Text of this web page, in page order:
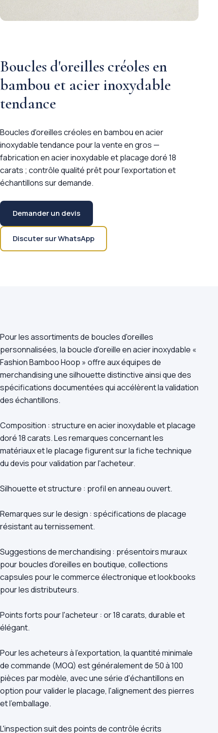
Boucles d'oreilles créoles en
bambou et acier inoxydable
tendance
Boucles d'oreilles créoles en bambou en acier
inoxydable tendance pour la vente en gros —
fabrication en acier inoxydable et placage doré 18
carats ; contrôle qualité prêt pour l'exportation et
échantillons sur demande.
Demander un devis
Discuter sur WhatsApp
Pour les assortiments de boucles d'oreilles
personnalisées, la boucle d'oreille en acier inoxydable «
Fashion Bamboo Hoop » offre aux équipes de
merchandising une silhouette distinctive ainsi que des
spécifications documentées qui accélèrent la validation
des échantillons.
Composition : structure en acier inoxydable et placage
doré 18 carats. Les remarques concernant les
matériaux et le placage figurent sur la fiche technique
du devis pour validation par l'acheteur.
Silhouette et structure : profil en anneau ouvert.
Remarques sur le design : spécifications de placage
résistant au ternissement.
Suggestions de merchandising : présentoirs muraux
pour boucles d'oreilles en boutique, collections
capsules pour le commerce électronique et lookbooks
pour les distributeurs.
Points forts pour l'acheteur : or 18 carats, durable et
élégant.
Pour les acheteurs à l'exportation, la quantité minimale
de commande (MOQ) est généralement de 50 à 100
pièces par modèle, avec une série d'échantillons en
option pour valider le placage, l'alignement des pierres
et l'emballage.
L'inspection suit des points de contrôle écrits